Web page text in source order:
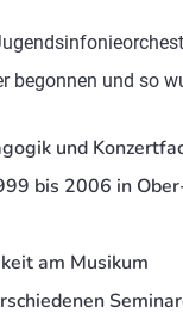
begonnen und so
und
bis 2006 in
am Musikum